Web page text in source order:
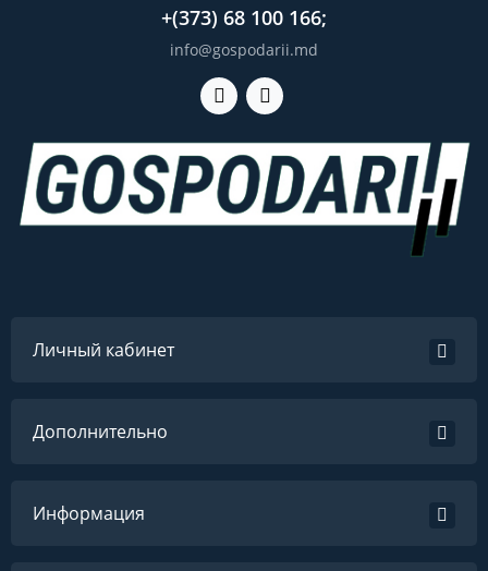
+(373) 68 100 166;
info@gospodarii.md
Личный кабинет
Дополнительно
Информация